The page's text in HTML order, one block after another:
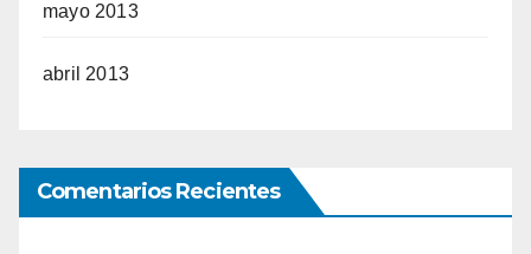
mayo 2013
abril 2013
Comentarios Recientes